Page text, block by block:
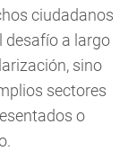
ciudadanos
desafío a largo
sino
sectores
o